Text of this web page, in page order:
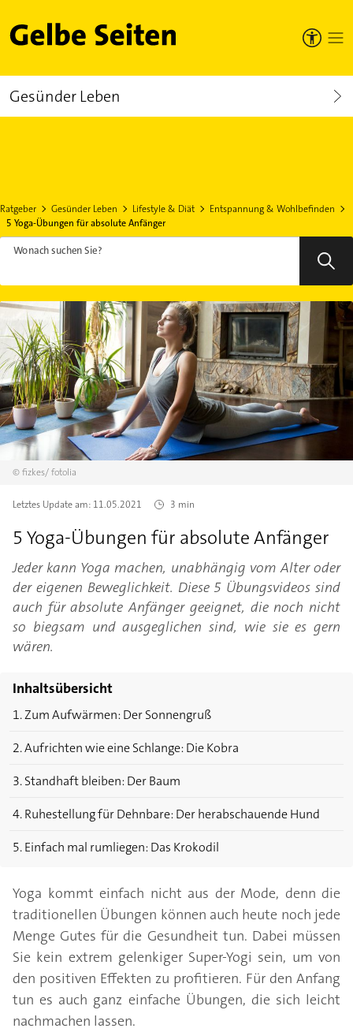
Gelbe Seiten
Gesünder Leben
Ratgeber Gesünder Leben Lifestyle & Diät
Entspannung & Wohlbefinden
5 Yoga-Übungen für absolute Anfänger
Wonach suchen Sie?
©fizkes/fotolia
Letztes Update am: 11.05.2021 3 min
5 Yoga-Übungen für absolute Anfänger
Jeder kann Yoga machen, unabhängig vom Alter oder
der eigenen Beweglichkeit. Diese 5 Übungsvideos sind
auch für absolute Anfänger geeignet, die noch nicht
so biegsam und ausgeglichen sind, wie sie es gern
wären.
Inhaltsübersicht
1. Zum Aufwärmen: Der Sonnengruß
2. Aufrichten wie eine Schlange: Die Kobra
3. Standhaft bleiben: Der Baum
4. Ruhestellung für Dehnbare: Der herabschauende Hund
5. Einfach mal rumliegen: Das Krokodil
Yoga kommt einfach nicht aus der Mode, denn die
traditionellen Übungen können auch heute noch jede
Menge Gutes für die Gesundheit tun. Dabei müssen
Sie kein extrem gelenkiger Super-Yogi sein, um von
den positiven Effekten zu profitieren. Für den Anfang
tun es auch ganz einfache Übungen, die sich leicht
nachmachen lassen.